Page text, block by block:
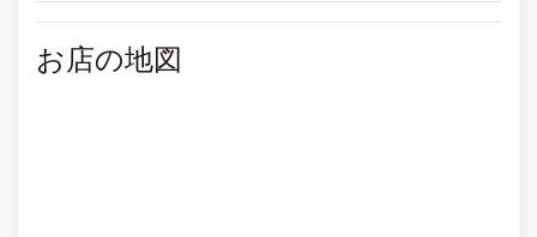
お店の地図